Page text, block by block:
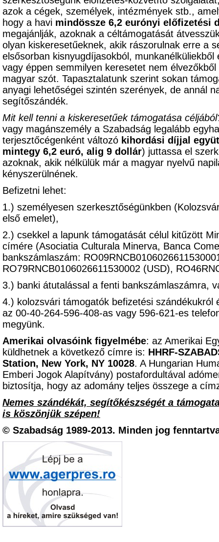
azok a cégek, személyek, intézmények stb.,
hogy a havi mindössze 6,2 eurónyi előfizetési
megajánlják, azoknak a céltámogatását
olyan kiskeresetűeknek, akik rászorulnak erre a
elsősorban kisnyugdíjasokból,
vagy éppen semmilyen keresetet nem
magyar szót. Tapasztalatunk szerint sokan
anyagi lehetőségei szintén szerények, de annál
segítőszándék.
Mit kell tenni a kiskeresetűek támogatása
vagy magánszemély a Szabadság legalább
terjesztőcégenként változó kihordási díjjal
mintegy 6,2 euró, alig 9 dollár) juttassa el
azoknak, akik nélkülük már a magyar nyelvű
kényszerülnének.
Befizetni lehet:
1.) személyesen szerkesztőségünkben
első emelet),
2.) csekkel a lapunk támogatását célul kitűzött
címére (Asociatia Culturala Minerva, Banca
bankszámlaszám:
RO79RNCB0106026611530002 (USD),
3.) banki átutalással a fenti bankszámlaszámra,
4.) kolozsvári támogatók befizetési
az 00-40-264-596-408-as vagy 596-621-es
megyünk.
Amerikai olvasóink figyelmébe: az Amerikai
küldhetnek a következő címre is: HHRF-
Station, New York, NY 10028. A Hungarian
Emberi Jogok Alapítvány) postafordultával
biztosítja, hogy az adomány teljes összege a
Nemes szándékát, segítőkészségét a
is köszönjük szépen!
© Szabadság 1989-2013. Minden jog